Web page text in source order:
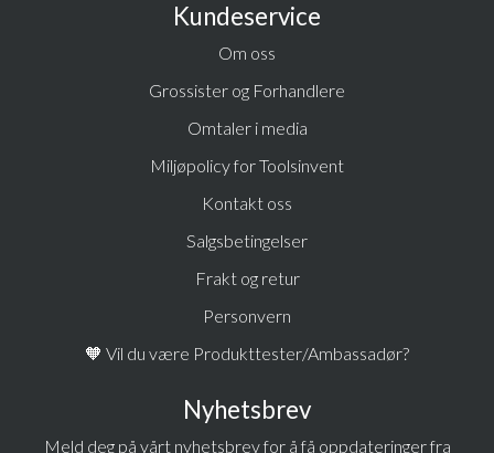
Kundeservice
Om oss
Grossister og Forhandlere
Omtaler i media
Miljøpolicy for Toolsinvent
Kontakt oss
Salgsbetingelser
Frakt og retur
Personvern
🧡 Vil du være Produkttester/Ambassadør?
Nyhetsbrev
Meld deg på vårt nyhetsbrev for å få oppdateringer fra